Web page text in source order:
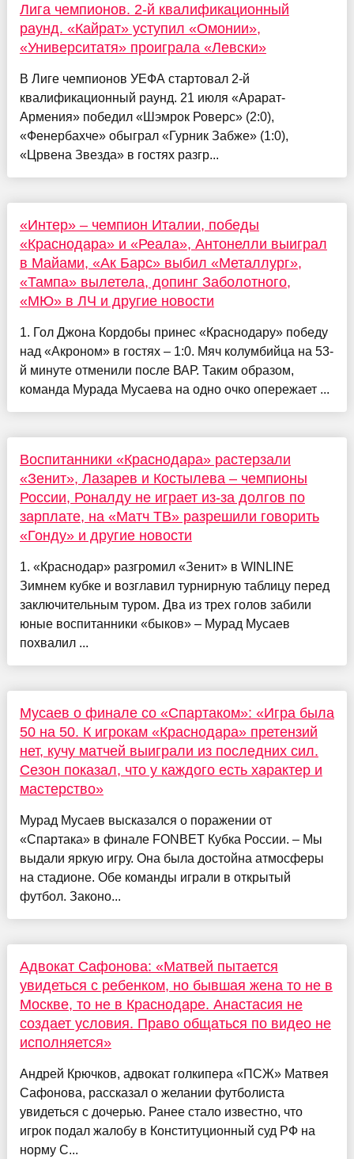
Лига чемпионов. 2-й квалификационный
раунд. «Кайрат» уступил «Омонии»,
«Университатя» проиграла «Левски»
В Лиге чемпионов УЕФА стартовал 2-й
квалификационный раунд. 21 июля «Арарат-
Армения» победил «Шэмрок Роверс» (2:0),
«Фенербахче» обыграл «Гурник Забже» (1:0),
«Црвена Звезда» в гостях разгр...
«Интер» – чемпион Италии, победы
«Краснодара» и «Реала», Антонелли выиграл
в Майами, «Ак Барс» выбил «Металлург»,
«Тампа» вылетела, допинг Заболотного,
«МЮ» в ЛЧ и другие новости
1. Гол Джона Кордобы принес «Краснодару» победу
над «Акроном» в гостях – 1:0. Мяч колумбийца на 53-
й минуте отменили после ВАР. Таким образом,
команда Мурада Мусаева на одно очко опережает ...
Воспитанники «Краснодара» растерзали
«Зенит», Лазарев и Костылева – чемпионы
России, Роналду не играет из-за долгов по
зарплате, на «Матч ТВ» разрешили говорить
«Гонду» и другие новости
1. «Краснодар» разгромил «Зенит» в WINLINE
Зимнем кубке и возглавил турнирную таблицу перед
заключительным туром. Два из трех голов забили
юные воспитанники «быков» – Мурад Мусаев
похвалил ...
Мусаев о финале со «Спартаком»: «Игра была
50 на 50. К игрокам «Краснодара» претензий
нет, кучу матчей выиграли из последних сил.
Сезон показал, что у каждого есть характер и
мастерство»
Мурад Мусаев высказался о поражении от
«Спартака» в финале FONBET Кубка России. – Мы
выдали яркую игру. Она была достойна атмосферы
на стадионе. Обе команды играли в открытый
футбол. Законо...
Адвокат Сафонова: «Матвей пытается
увидеться с ребенком, но бывшая жена то не в
Москве, то не в Краснодаре. Анастасия не
создает условия. Право общаться по видео не
исполняется»
Андрей Крючков, адвокат голкипера «ПСЖ» Матвея
Сафонова, рассказал о желании футболиста
увидеться с дочерью. Ранее стало известно, что
игрок подал жалобу в Конституционный суд РФ на
норму С...